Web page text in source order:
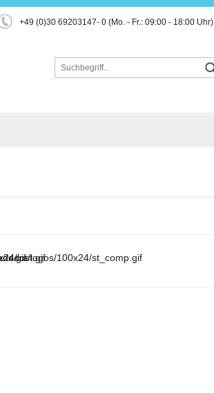
+49 (0)30 69203147- 0 (Mo. - Fr.: 09:00 - 18:00 Uhr)